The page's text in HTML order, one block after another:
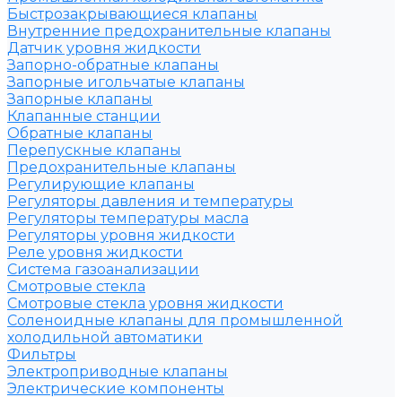
Быстрозакрывающиеся клапаны
Внутренние предохранительные клапаны
Датчик уровня жидкости
Запорно-обратные клапаны
Запорные игольчатые клапаны
Запорные клапаны
Клапанные станции
Обратные клапаны
Перепускные клапаны
Предохранительные клапаны
Регулирующие клапаны
Регуляторы давления и температуры
Регуляторы температуры масла
Регуляторы уровня жидкости
Реле уровня жидкости
Система газоанализации
Смотровые стекла
Смотровые стекла уровня жидкости
Соленоидные клапаны для промышленной
холодильной автоматики
Фильтры
Электроприводные клапаны
Электрические компоненты